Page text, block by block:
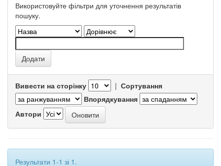
Використовуйте фільтри для уточнення результатів
пошуку.
Вивести на сторінку | Сортування
Впорядкування
Автори
Результати 1-1 зі 1.